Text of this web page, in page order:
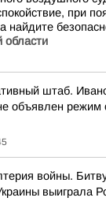
при
найдите
штаб.
объявлен режим
войны.
выиграла